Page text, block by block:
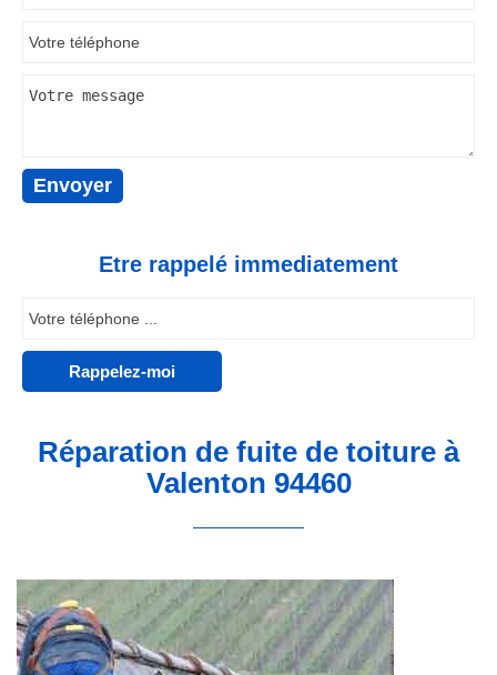
Etre rappelé immediatement
Réparation de fuite de toiture à
Valenton 94460